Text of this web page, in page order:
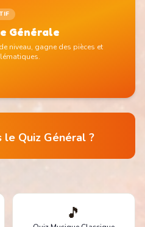
Générale
niveau, gagne des pièces et
le Quiz Général ?
🎵